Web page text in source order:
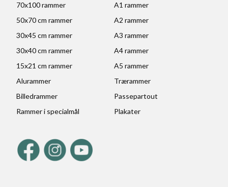
70x100 rammer
A1 rammer
50x70 cm rammer
A2 rammer
30x45 cm rammer
A3 rammer
30x40 cm rammer
A4 rammer
15x21 cm rammer
A5 rammer
Alurammer
Trærammer
Billedrammer
Passepartout
Rammer i specialmål
Plakater